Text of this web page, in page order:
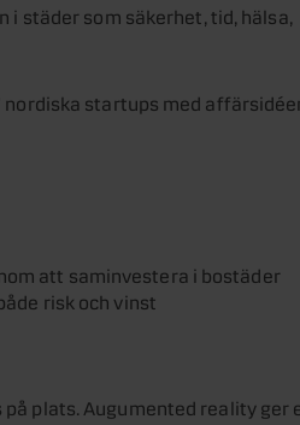
städer som säkerhet, tid, hälsa,
nordiska startups med
att saminvestera i bostäder
risk och vinst
plats. Augumented reality ger